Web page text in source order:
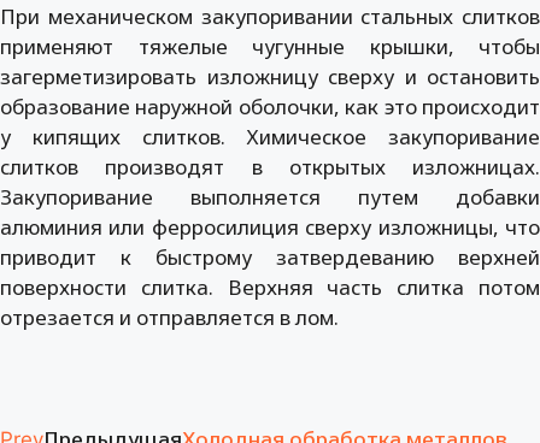
При механическом закупоривании стальных слитков
применяют тяжелые чугунные крышки, чтобы
загерметизировать изложницу сверху и остановить
образование наружной оболочки, как это происходит
у кипящих слитков. Химическое закупоривание
слитков производят в открытых изложницах.
Закупоривание выполняется путем добавки
алюминия или ферросилиция сверху изложницы, что
приводит к быстрому затвердеванию верхней
поверхности слитка. Верхняя часть слитка потом
отрезается и отправляется в лом.